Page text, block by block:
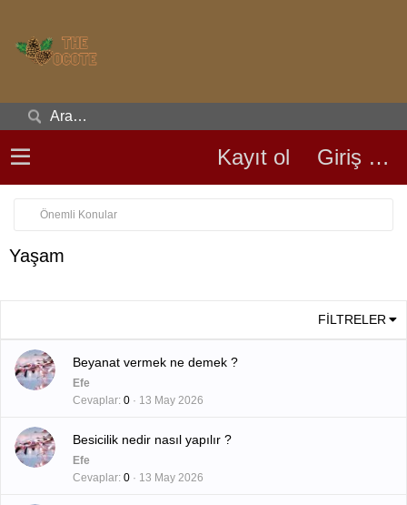
Kayıt ol Giriş yap
Önemli Konular
Yaşam
FILTRELER
Beyanat vermek ne demek ?
Efe
Cevaplar 0 13 May 2026
Besicilik nedir nasıl yapılır ?
Efe
Cevaplar 0 13 May 2026